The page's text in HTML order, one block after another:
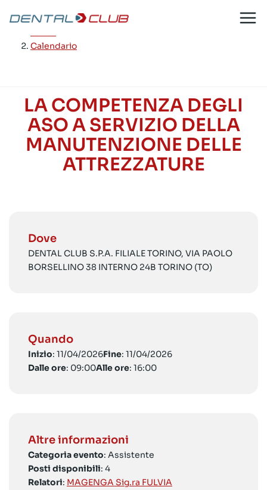
contenuto
Calendario
LA COMPETENZA DEGLI
ASO A SERVIZIO DELLA
MANUTENZIONE DELLE
ATTREZZATURE
Dove
DENTAL CLUB S.P.A. FILIALE TORINO, VIA PAOLO
BORSELLINO 38 INTERNO 24B TORINO (TO)
Quando
Inizio: 11/04/2026Fine: 11/04/2026
Dalle ore: 09:00Alle ore: 16:00
Altre informazioni
Categoria evento: Assistente
Posti disponibili: 4
Relatori: MAGENGA Sig.ra FULVIA